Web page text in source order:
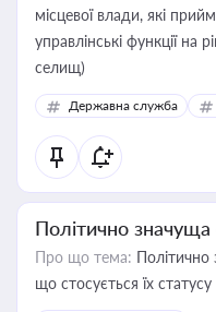
місцевої влади, які
управлінські функції на
селищ)
Державна служба
Політично
Про що тема: Політично
що стосується їх статусу